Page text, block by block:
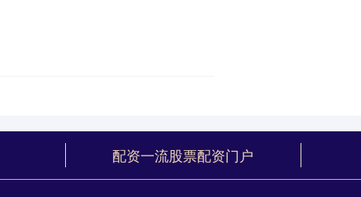
配资一流股票配资门户